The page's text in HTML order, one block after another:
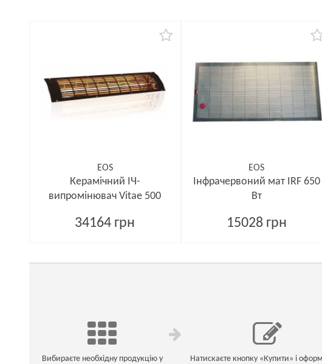
EOS
Керамічний ІЧ-
випромінювач Vitae 500
34164 грн
EOS
Інфрачервоний мат IRF 650
Вт
15028 грн
Вибираєте необхідну продукцію у
Натискаєте кнопку «Купити» і